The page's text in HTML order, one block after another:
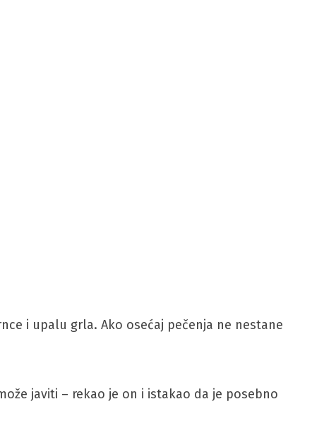
i upalu grla. Ako osećaj pečenja ne nestane
javiti – rekao je on i istakao da je posebno